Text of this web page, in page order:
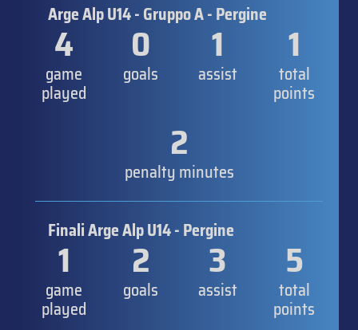
Arge Alp U14 - Gruppo A - Pergine
4
game
played
0
goals
1
assist
1
total
points
2
penalty minutes
Finali Arge Alp U14 - Pergine
1
game
played
2
goals
3
assist
5
total
points